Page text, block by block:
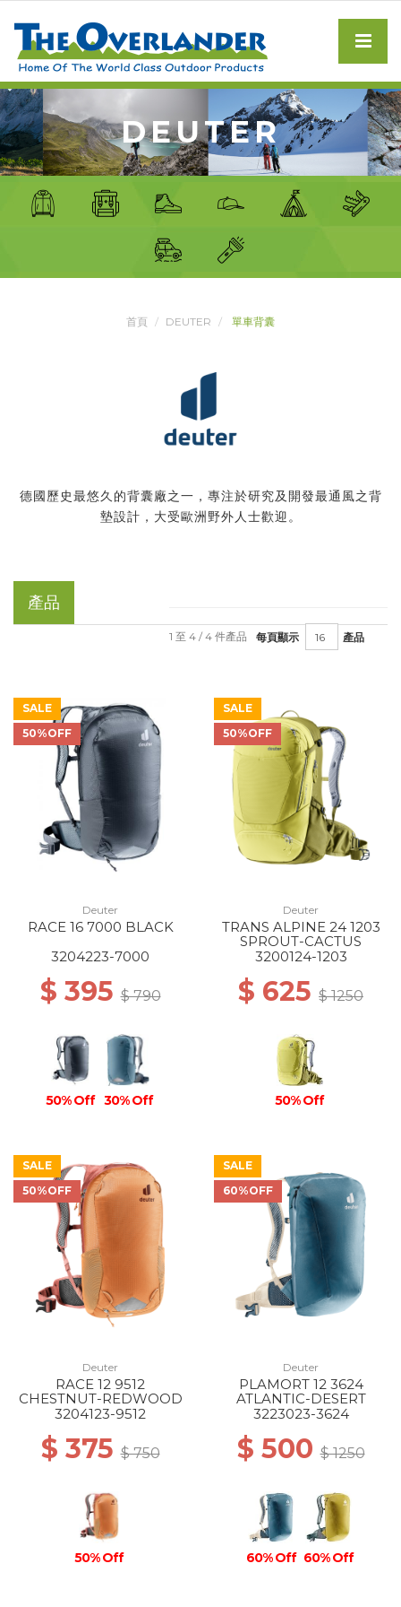
DEUTER
首頁 DEUTER 單車背囊
德國歷史最悠久的背囊廠之一，專注於研究及開發最通風之背
墊設計，大受歐洲野外人士歡迎。
產品
每頁顯示 產品
1 至 4 / 4 件產品
SALE
50%OFF
Deuter
RACE 16 7000 BLACK
3204223-7000
$ 395$ 790
50% Off 30% Off
SALE
50%OFF
Deuter
TRANS ALPINE 24 1203
SPROUT-CACTUS
3200124-1203
$ 625 $ 1250
50% Off
SALE
50%OFF
Deuter
RACE 12 9512
CHESTNUT-REDWOOD
3204123-9512
$ 375$ 750
50% Off
SALE
60%OFF
Deuter
PLAMORT 12 3624
ATLANTIC-DESERT
3223023-3624
$ 500$ 1250
60% Off 60% Off